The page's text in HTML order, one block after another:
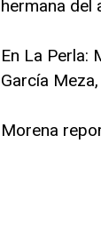
hermana del
En La Perla:
García
Morena